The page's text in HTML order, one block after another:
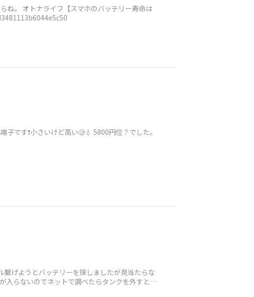
寿命は
です❗️小さいけど高い🥲💧 5800円位？でした。
げようとバッテリーを探しましたが見当たらな
入らないのでネットで調べたらタンクを外すとあ